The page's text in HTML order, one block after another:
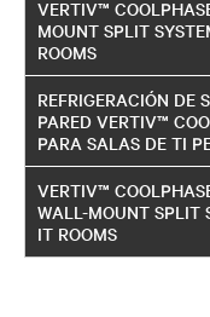
VERTIV™
MOUNT SPLIT
ROOMS
REFRIGERACIÓN DE
PARED VERTIV™
PARA SALAS DE TI
VERTIV™
WALL-MOUNT SPLIT
IT ROOMS